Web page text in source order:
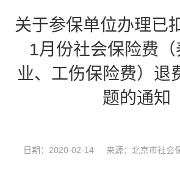
关于参保单位办理已
1月份社会保险费
业、工伤保险费）退
题的通知
日期：2020-02-14 来源：北京市社会